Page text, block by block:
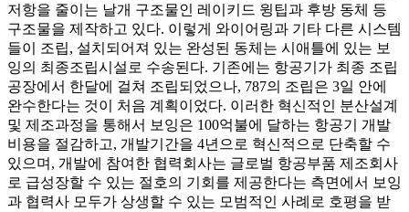
저항을 줄이는 날개 구조물인 레이키드 윙팁과 후방 동체 등
구조물을 제작하고 있다. 이렇게 와이어링과 기타 다른 시스템
들이 조립, 설치되어져 있는 완성된 동체는 시애틀에 있는 보
잉의 최종조립시설로 수송된다. 기존에는 항공기가 최종 조립
공장에서 한달에 걸쳐 조립되었으나, 787의 조립은 3일 안에
완수한다는 것이 처음 계획이었다. 이러한 혁신적인 분산설계
및 제조과정을 통해서 보잉은 100억불에 달하는 항공기 개발
비용을 절감하고, 개발기간을 4년으로 혁신적으로 단축할 수
있으며, 개발에 참여한 협력회사는 글로벌 항공부품 제조회사
로 급성장할 수 있는 절호의 기회를 제공한다는 측면에서 보잉
과 협력사 모두가 상생할 수 있는 모범적인 사례로 호평을 받